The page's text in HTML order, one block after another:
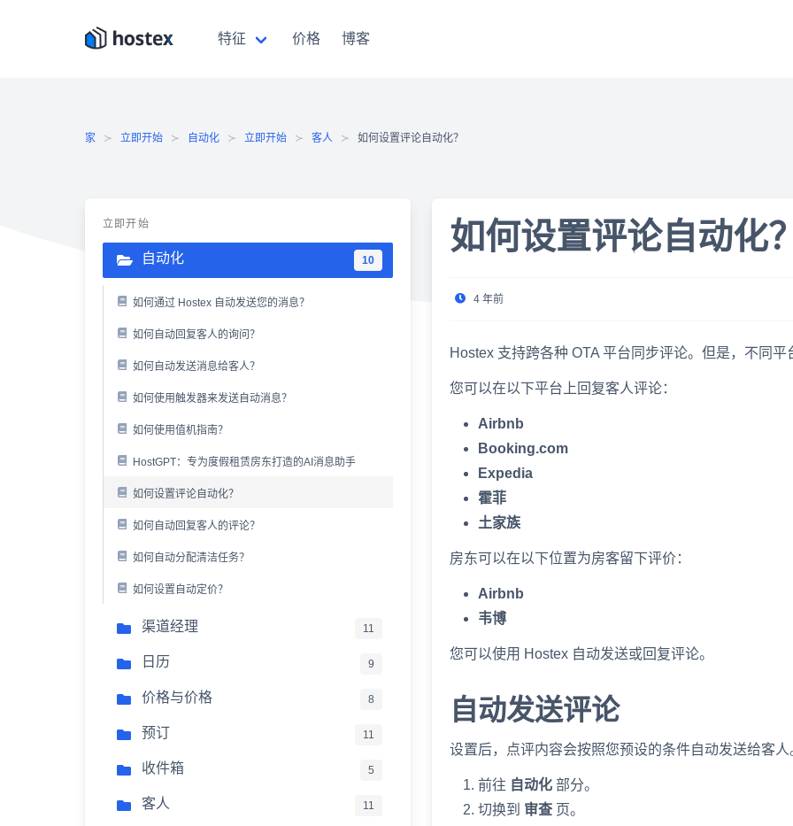
特征 价格 博客
家 立即开始 自动化 立即开始 客人 如何设置评论自动化？
立即开始
自动化 10
如何通过 Hostex 自动发送您的消息？
如何自动回复客人的询问？
如何自动发送消息给客人？
如何使用触发器来发送自动消息？
如何使用值机指南？
HostGPT：专为度假租赁房东打造的AI消息助手
如何设置评论自动化？
如何自动回复客人的评论？
如何自动分配清洁任务？
如何设置自动定价？
渠道经理 11
日历 9
价格与价格 8
预订 11
收件箱 5
客人 11
如何设置评论自动化
4 年前
Hostex 支持跨各种 OTA 平台同步评论。但是，不同
您可以在以下平台上回复客人评论：
Airbnb
Booking.com
Expedia
霍菲
土家族
房东可以在以下位置为房客留下评价：
Airbnb
韦博
您可以使用 Hostex 自动发送或回复评论。
自动发送评论
设置后，点评内容会按照您预设的条件自动发送给客人
前往 自动化 部分。
切换到 审查 页。